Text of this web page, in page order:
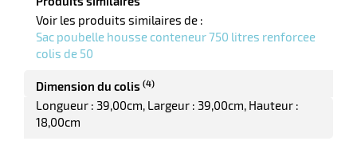
Voir les produits similaires de :
Sac poubelle housse conteneur 750 litres renforcee
colis de 50
Dimension du colis (4)
Longueur : 39,00cm Largeur : 39,00cm Hauteur :
18,00cm